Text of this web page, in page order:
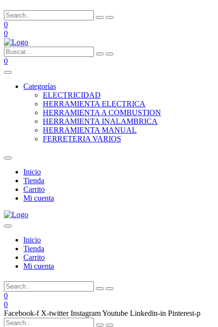
0
0
0
Categorías
ELECTRICIDAD
HERRAMIENTA ELECTRICA
HERRAMIENTA A COMBUSTION
HERRAMIENTA INALAMBRICA
HERRAMIENTA MANUAL
FERRETERIA VARIOS
Inicio
Tienda
Carrito
Mi cuenta
Inicio
Tienda
Carrito
Mi cuenta
0
0
Facebook-f X-twitter InstagramYoutube Linkedin-in Pinterest-p